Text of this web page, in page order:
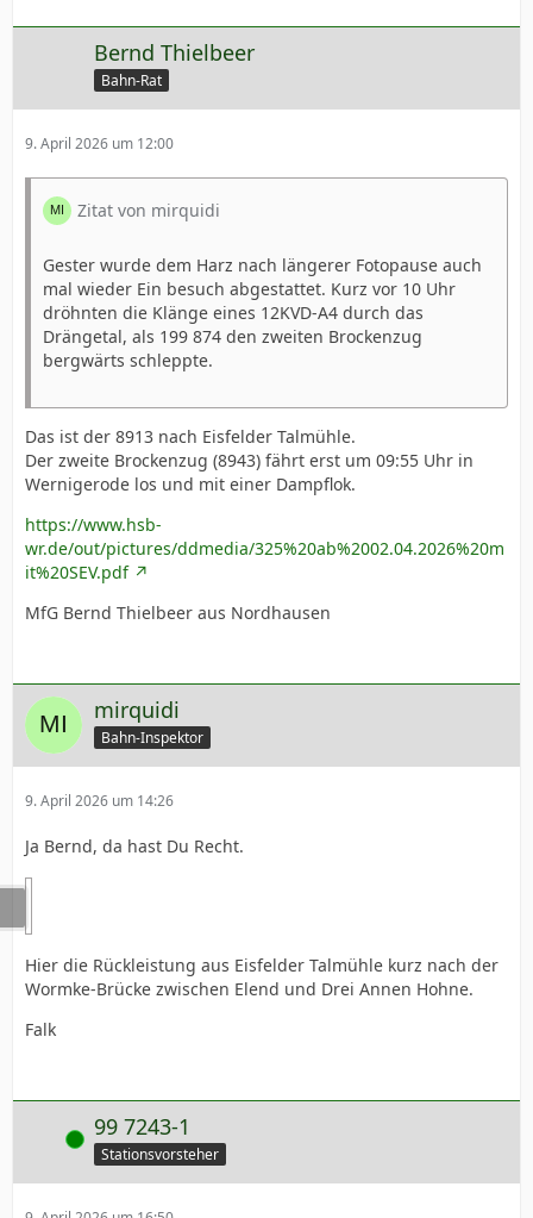
Bernd Thielbeer
Bahn-Rat
9. April 2026 um 12:00
Zitat von mirquidi
Gester wurde dem Harz nach längerer Fotopause auch
mal wieder Ein besuch abgestattet. Kurz vor 10 Uhr
dröhnten die Klänge eines 12KVD-A4 durch das
Drängetal, als 199 874 den zweiten Brockenzug
bergwärts schleppte.
Das ist der 8913 nach Eisfelder Talmühle.
Der zweite Brockenzug (8943) fährt erst um 09:55 Uhr in
Wernigerode los und mit einer Dampflok.
https://www.hsb-
wr.de/out/pictures/ddmedia/325%20ab%2002.04.2026%20m
it%20SEV.pdf
MfG Bernd Thielbeer aus Nordhausen
mirquidi
Bahn-Inspektor
9. April 2026 um 14:26
Ja Bernd, da hast Du Recht.
Hier die Rückleistung aus Eisfelder Talmühle kurz nach der
Wormke-Brücke zwischen Elend und Drei Annen Hohne.
Falk
Online 99 7243-1
Stationsvorsteher